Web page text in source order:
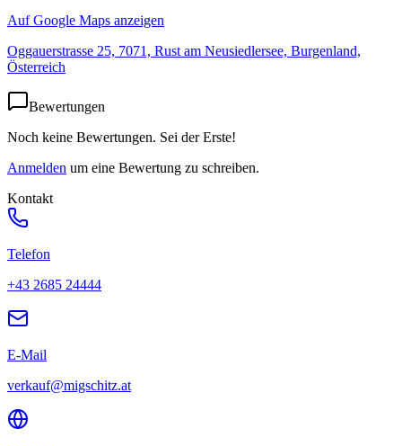
Auf Google Maps anzeigen
Oggauerstrasse 25, 7071, Rust am Neusiedlersee, Burgenland,
Österreich
Bewertungen
Noch keine Bewertungen. Sei der Erste!
Anmelden um eine Bewertung zu schreiben.
Kontakt
Telefon
+43 2685 24444
E-Mail
verkauf@migschitz.at